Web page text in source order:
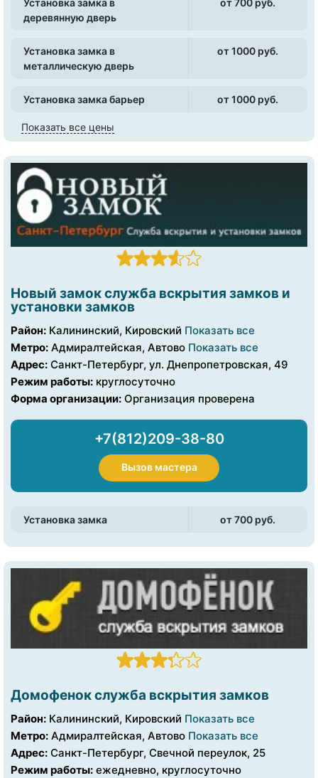
Установка замка в
деревянную дверь
от 700 pуб.
Установка замка в
металлическую дверь
от 1000 pуб.
Установка замка барьер от 1000 pуб.
Показать все цены
Новый замок служба вскрытия замков и
установки замков
Район: Калининский, Кировский Показать все
Метро: Адмиралтейская, Автово Показать все
Адрес: Санкт-Петербург, ул. Днепропетровская, 49
Режим работы: круглосуточно
Форма организации: Организация проверена
+7(812)209-38-80
Вызов мастера
Установка замка от 700 pуб.
Домофенок служба вскрытия замков
Район: Калининский, Кировский Показать все
Метро: Адмиралтейская, Автово Показать все
Адрес: Санкт-Петербург, Свечной переулок, 25
Режим работы: ежедневно, круглосуточно